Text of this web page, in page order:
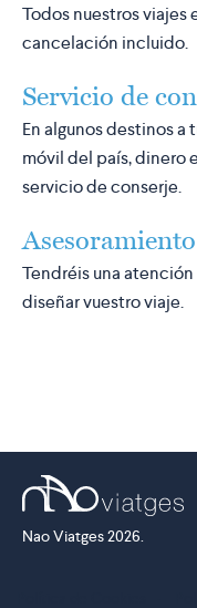
Todos nuestros viajes
cancelación incluido.
Servicio de
En algunos destinos
móvil del país, dinero
servicio de conserje.
Asesoramiento
Tendréis una
diseñar vuestro viaje.
Nao Viatges 2026.